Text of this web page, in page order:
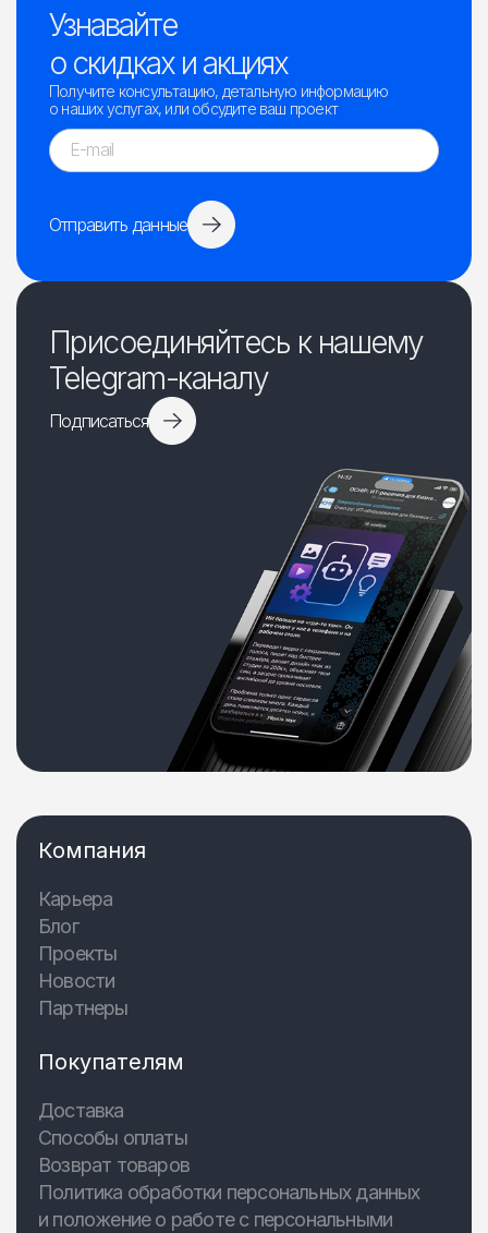
Узнавайте
о скидках и акциях
Получите консультацию, детальную информацию
о наших услугах, или обсудите ваш проект
Отправить данные
Присоединяйтесь к нашему
Telegram-каналу
Подписаться
Компания
Карьера
Блог
Проекты
Новости
Партнеры
Покупателям
Доставка
Способы оплаты
Возврат товаров
Политика обработки персональных данных
и положение о работе с персональными